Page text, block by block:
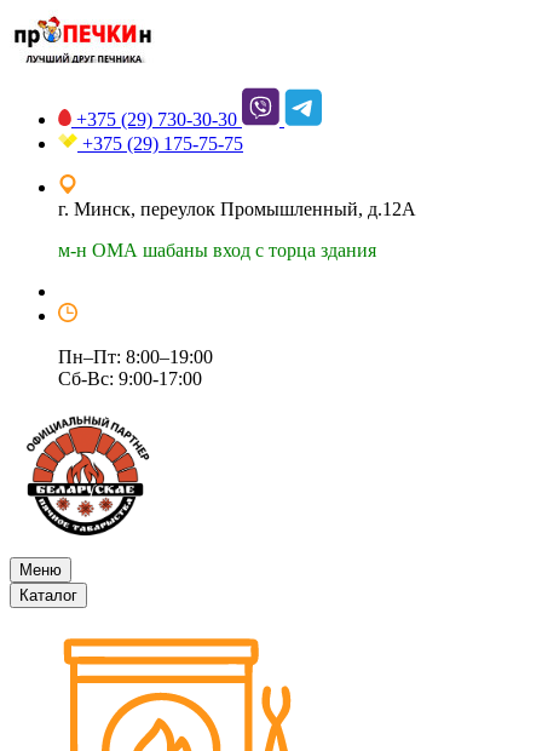
+375 (29) 730-30-30
+375 (29) 175-75-75
г. Минск, переулок Промышленный, д.12А
м-н ОМА шабаны вход с торца здания
Пн–Пт: 8:00–19:00
Сб-Вс: 9:00-17:00
Меню
Каталог